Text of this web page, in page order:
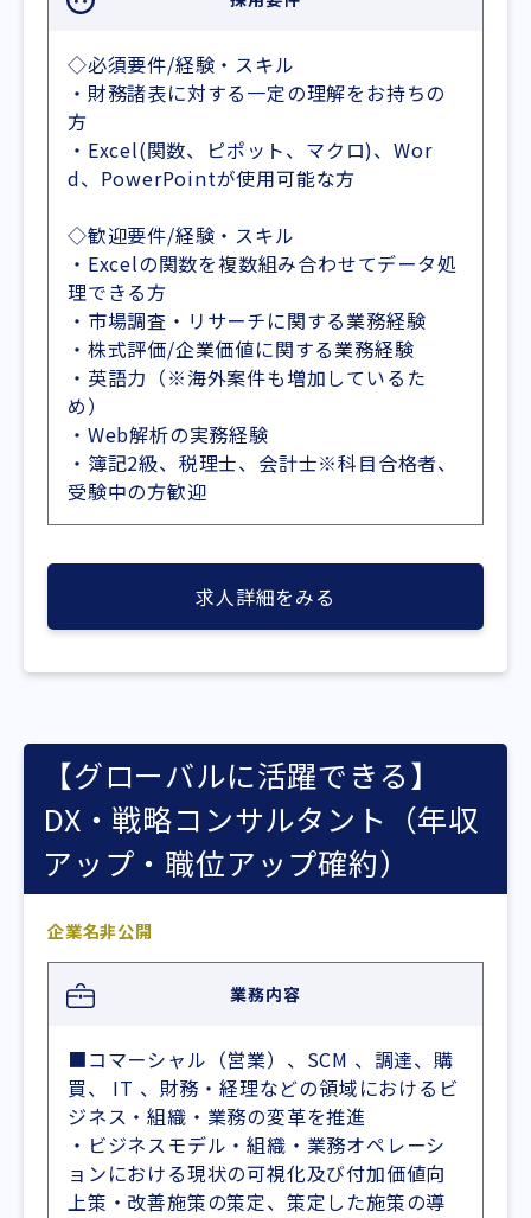
◇必須要件/経験・スキル
・財務諸表に対する一定の理解をお持ちの
方
・Excel(関数、ピポット、マクロ)、Wor
d、PowerPointが使用可能な方
◇歓迎要件/経験・スキル
・Excelの関数を複数組み合わせてデータ処
理できる方
・市場調査・リサーチに関する業務経験
・株式評価/企業価値に関する業務経験
・英語力（※海外案件も増加しているた
め）
・Web解析の実務経験
・簿記2級、税理士、会計士※科目合格者、
受験中の方歓迎
求人詳細をみる
【グローバルに活躍できる】
DX・戦略コンサルタント（年収
アップ・職位アップ確約）
企業名非公開
業務内容
■コマーシャル（営業）、SCM 、調達、購
買、 IT 、財務・経理などの領域におけるビ
ジネス・組織・業務の変革を推進
・ビジネスモデル・組織・業務オペレーシ
ョンにおける現状の可視化及び付加価値向
上策・改善施策の策定、策定した施策の導